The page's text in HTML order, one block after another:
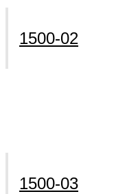
1500-02
1500-03